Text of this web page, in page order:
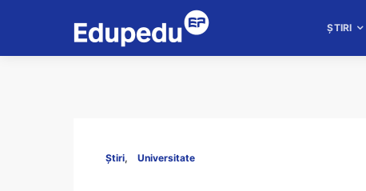
ȘTIRI
Știri Universitate